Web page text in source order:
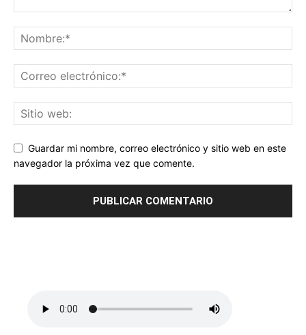
Guardar mi nombre, correo electrónico y sitio web en este
navegador la próxima vez que comente.